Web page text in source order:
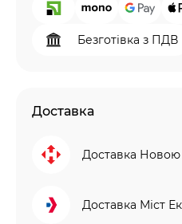
Безготівка з ПДВ
Доставка
Доставка
Доставка Міст